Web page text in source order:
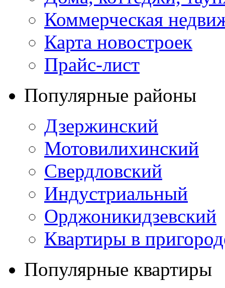
Коммерческая
Карта новостроек
Прайс-лист
Популярные районы
Дзержинский
Мотовилихинский
Свердловский
Индустриальный
Орджоникидзевский
Квартиры в
Популярные квартиры